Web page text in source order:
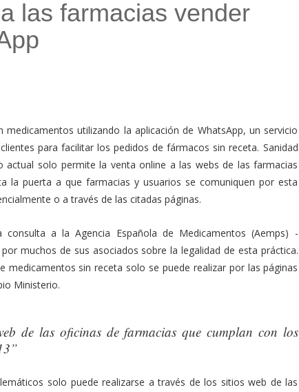
las farmacias vender
utilizando la aplicación de WhatsApp, un servicio
para facilitar los pedidos de fármacos sin receta. Sanidad
solo permite la venta online a las webs de las farmacias
la puerta a que farmacias y usuarios se comuniquen por esta
o a través de las citadas páginas.
a la Agencia Española de Medicamentos (Aemps) -
muchos de sus asociados sobre la legalidad de esta práctica.
sin receta solo se puede realizar por las páginas
Ministerio.
de las oficinas de farmacias que cumplan con los
solo puede realizarse a través de los sitios web de las